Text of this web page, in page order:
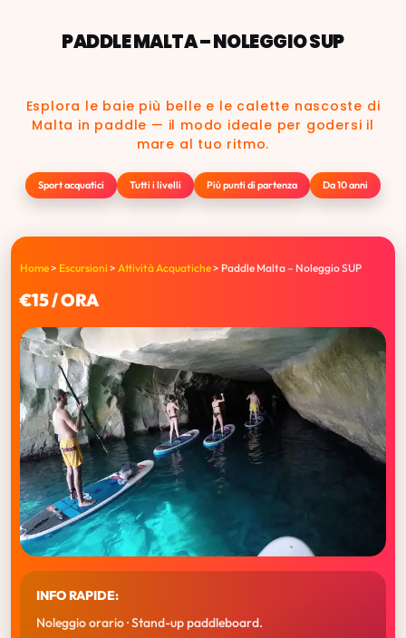
PADDLE MALTA – NOLEGGIO SUP
Esplora le baie più belle e le calette nascoste di
Malta in paddle — il modo ideale per godersi il
mare al tuo ritmo.
Sport acquatici Tutti i livelli Più punti di partenza Da 10 anni
Home> Escursioni > Attività Acquatiche> Paddle Malta – Noleggio SUP
€15 / ORA
INFO RAPIDE:
Noleggio orario · Stand-up paddleboard.